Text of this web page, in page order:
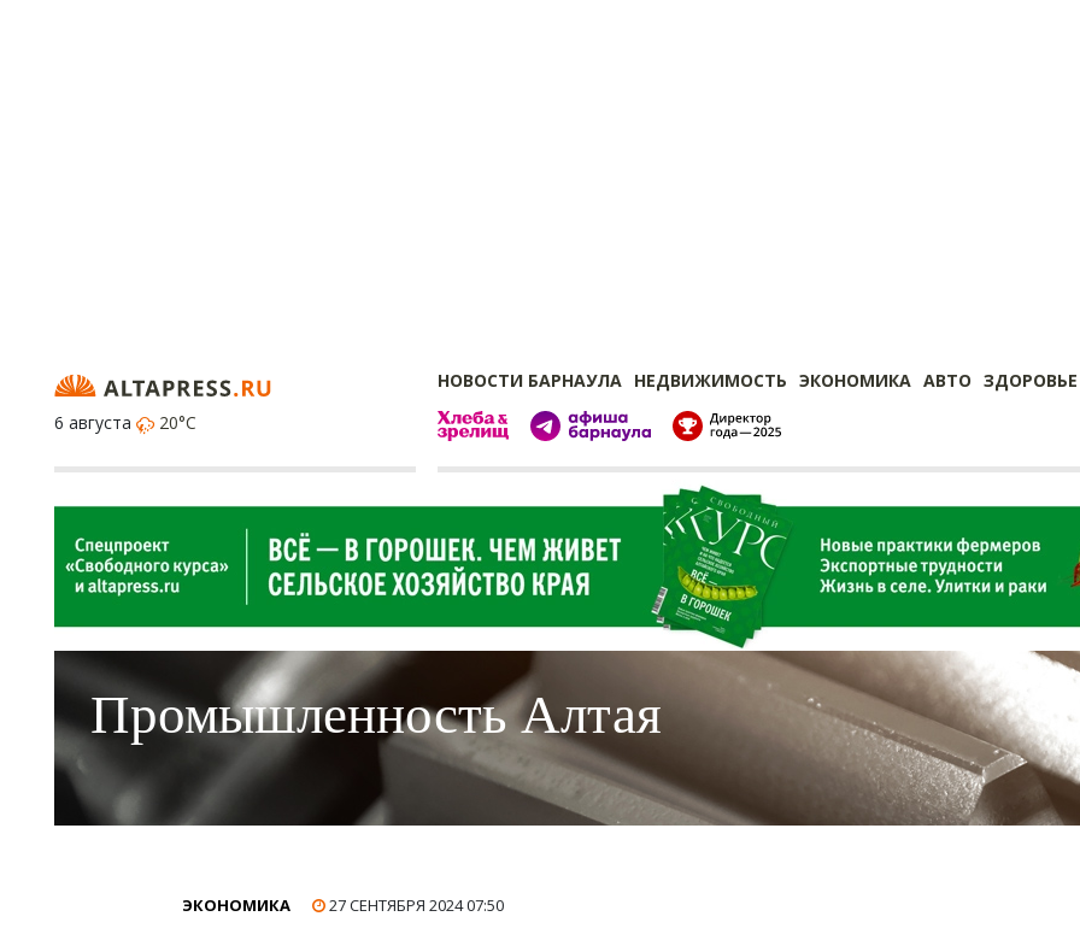
НОВОСТИ БАРНАУЛА НЕДВИЖИМОСТЬ ЭКОНОМИКА АВТО ЗДОРОВЬЕ
6 августа
20°C
Промышленность Алтая
ЭКОНОМИКА 27 СЕНТЯБРЯ 202407:50